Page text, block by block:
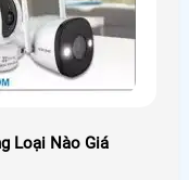
Loại Nào Giá